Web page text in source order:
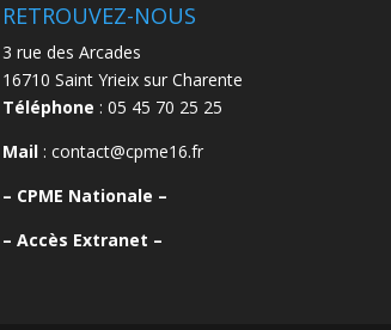
RETROUVEZ-NOUS
3 rue des Arcades
16710 Saint Yrieix sur Charente
Téléphone : 05 45 70 25 25
Mail: contact@cpme16.fr
– CPME Nationale –
– Accès Extranet –